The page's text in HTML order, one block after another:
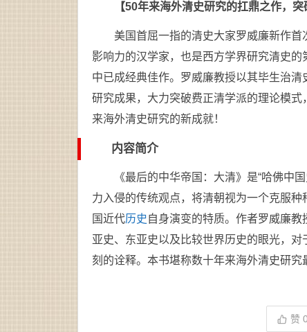
【50年来海外清史研究的扛鼎之作，突
美国首屈一指的清史大家罗威廉新作
影响力的汉学家，也是西方学界研究清史
中已成经典佳作。罗威廉教授以其毕生治
研究成果，大力突破费正清学派的理论模
来海外清史研究的新成就！
内容简介
《最后的中华帝国：大清》是“哈佛中
力入侵的传统观点，将清朝视为一个克服
国近代历史自身演变的特质。作者罗威廉
亚史、东亚史以及比较世界历史的眼光，
刻的诠释。本书堪称数十年来海外清史研究
赞 0